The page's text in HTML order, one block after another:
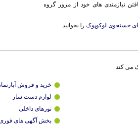
نیازمندی های خود از مرور گروه
جستجوی لوکوپوک را بخوانید
می کند
خرید و فروش
لوازم دست ساز
تورهای داخلی
بخش آگهی های